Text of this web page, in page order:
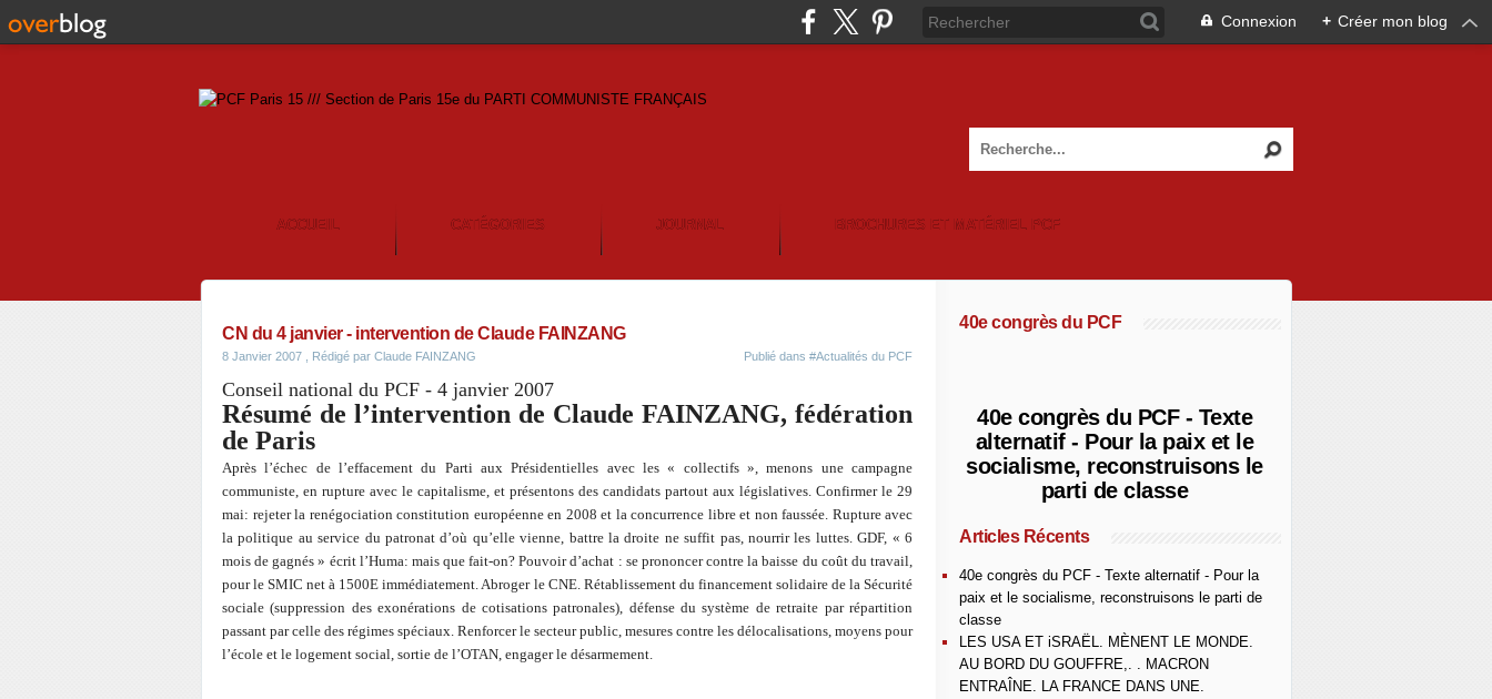
Connexion + Créer mon blog
ACCUEIL CATÉGORIES JOURNAL BROCHURES ET MATÉRIEL PCF
CN du 4 janvier - intervention de Claude FAINZANG
8 Janvier 2007 , Rédigé par Claude FAINZANG Publié dans #Actualités du PCF
Conseil national du PCF - 4 janvier 2007
Résumé de l’intervention de Claude FAINZANG, fédération
de Paris
Après l’échec de l’effacement du Parti aux Présidentielles avec les « collectifs », menons une campagne
communiste, en rupture avec le capitalisme, et présentons des candidats partout aux législatives. Confirmer le 29
mai: rejeter la renégociation constitution européenne en 2008 et la concurrence libre et non faussée. Rupture avec
la politique au service du patronat d’où qu’elle vienne, battre la droite ne suffit pas, nourrir les luttes. GDF, « 6
mois de gagnés » écrit l’Huma: mais que fait-on? Pouvoir d’achat : se prononcer contre la baisse du coût du travail,
pour le SMIC net à 1500E immédiatement. Abroger le CNE. Rétablissement du financement solidaire de la Sécurité
sociale (suppression des exonérations de cotisations patronales), défense du système de retraite par répartition
passant par celle des régimes spéciaux. Renforcer le secteur public, mesures contre les délocalisations, moyens pour
l’école et le logement social, sortie de l’OTAN, engager le désarmement.
40e congrès du PCF
40e congrès du PCF - Texte
alternatif - Pour la paix et le
socialisme, reconstruisons le
parti de classe
Articles Récents
40e congrès du PCF - Texte alternatif - Pour la
paix et le socialisme, reconstruisons le parti de
classe
LES USA ET iSRAËL. MÈNENT LE MONDE.
AU BORD DU GOUFFRE,. . MACRON
ENTRAÎNE. LA FRANCE DANS UNE.